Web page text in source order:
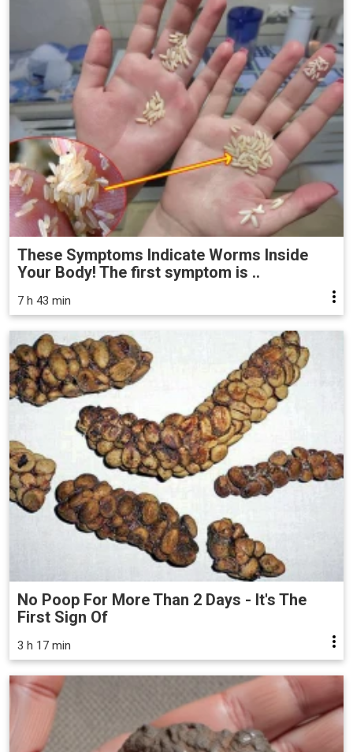
These Symptoms Indicate Worms Inside
Your Body! The first symptom is ..
7 h 43 min
No Poop For More Than 2 Days - It's The
First Sign Of
3 h 17 min